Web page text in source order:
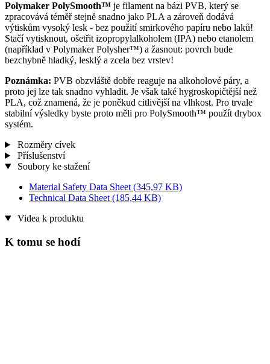
Polymaker PolySmooth™ je filament na bázi PVB, který se
zpracovává téměř stejně snadno jako PLA a zároveň dodává
výtiskům vysoký lesk - bez použití smirkového papíru nebo laků!
Stačí vytisknout, ošetřit izopropylalkoholem (IPA) nebo etanolem
(například v Polymaker Polysher™) a žasnout: povrch bude
bezchybně hladký, lesklý a zcela bez vrstev!
Poznámka: PVB obzvláště dobře reaguje na alkoholové páry, a
proto jej lze tak snadno vyhladit. Je však také hygroskopičtější než
PLA, což znamená, že je poněkud citlivější na vlhkost. Pro trvale
stabilní výsledky byste proto měli pro PolySmooth™ použít drybox
systém.
Rozměry cívek
Příslušenství
Soubory ke stažení
Material Safety Data Sheet (345,97 KB)
Technical Data Sheet (185,44 KB)
Videa k produktu
K tomu se hodí